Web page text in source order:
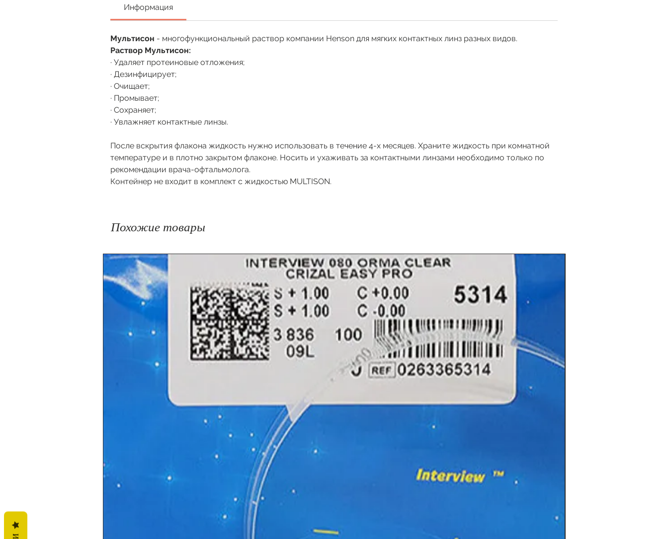
Информация
Мультисон - многофункциональный раствор компании Henson для мягких контактных линз разных видов.
Раствор Мультисон:
· Удаляет протеиновые отложения;
· Дезинфицирует;
· Очищает;
· Промывает;
· Сохраняет;
· Увлажняет контактные линзы.
После вскрытия флакона жидкость нужно использовать в течение 4-х месяцев. Храните жидкость при комнатной
температуре и в плотно закрытом флаконе. Носить и ухаживать за контактными линзами необходимо только по
рекомендации врача-офтальмолога.
Контейнер не входит в комплект с жидкостью MULTISON.
Похожие товары